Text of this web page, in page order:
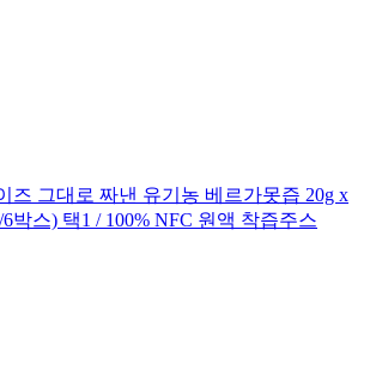
그대로 짜낸 유기농 베르가못즙 20g x
박스) 택1 / 100% NFC 원액 착즙주스